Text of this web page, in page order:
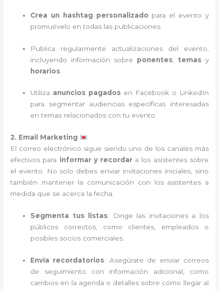
Crea un hashtag personalizado para el evento y
promuévelo en todas las publicaciones.
Publica regularmente actualizaciones del evento,
incluyendo información sobre ponentes temas y
horarios
Utiliza anuncios pagados en Facebook o LinkedIn
para segmentar audiencias específicas interesadas
en temas relacionados con tu evento.
2. Email Marketing
El correo electrónico sigue siendo uno de los canales más
efectivos para informar y recordar a los asistentes sobre
el evento. No solo debes enviar invitaciones iniciales, sino
también mantener la comunicación con los asistentes a
medida que se acerca la fecha.
Segmenta tus listas: Dirige las invitaciones a los
públicos correctos, como clientes, empleados o
posibles socios comerciales.
Envía recordatorios: Asegúrate de enviar correos
de seguimiento con información adicional, como
cambios en la agenda o detalles sobre cómo llegar al